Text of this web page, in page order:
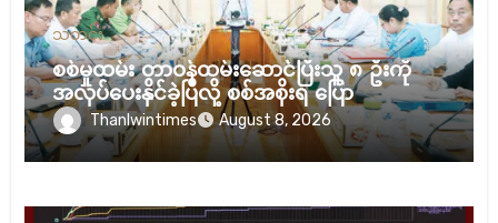
သတင်း
စစ်မှုထမ်း တာဝန်ထမ်းဆောင်ပြီးသူ ၈ ဦးကို
အလုပ်ပေးနိုင်ခဲ့ပြီလို့ စစ်အစိုးရ ပြော
Thanlwintimes August 8, 2026